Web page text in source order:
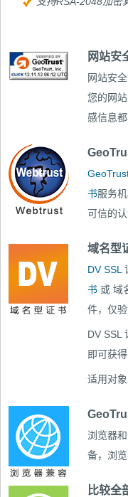
网站安
网站安
您的网
感信息
书服务
可信的认
域名型
DV SSL
书 或 域
件，仅
DV SSL
即可获
适用对
浏览器
备，浏
比较全